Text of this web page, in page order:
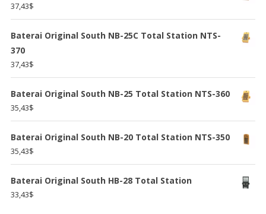
37,43$
Baterai Original South NB-25C Total Station NTS-
370
37,43$
Baterai Original South NB-25 Total Station NTS-360
35,43$
Baterai Original South NB-20 Total Station NTS-350
35,43$
Baterai Original South HB-28 Total Station
33,43$